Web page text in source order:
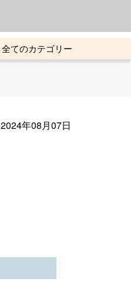
2024年08月07日